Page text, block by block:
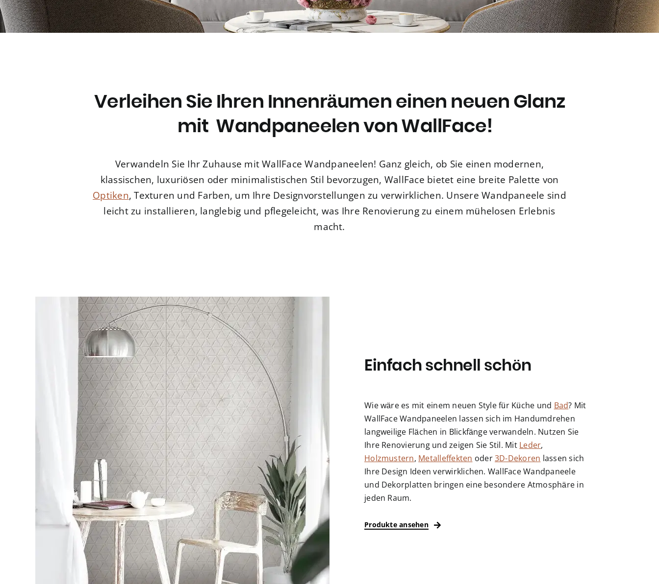
Verleihen Sie Ihren Innenräumen einen neuen Glanz
mit Wandpaneelen von WallFace!
Verwandeln Sie Ihr Zuhause mit WallFace Wandpaneelen! Ganz gleich, ob Sie einen modernen,
klassischen, luxuriösen oder minimalistischen Stil bevorzugen, WallFace bietet eine breite Palette von
Optiken, Texturen und Farben, um Ihre Designvorstellungen zu verwirklichen. Unsere Wandpaneele sind
leicht zu installieren, langlebig und pflegeleicht, was Ihre Renovierung zu einem mühelosen Erlebnis
macht.
Einfach schnell schön
Wie wäre es mit einem neuen Style für Küche und Bad? Mit
WallFace Wandpaneelen lassen sich im Handumdrehen
langweilige Flächen in Blickfänge verwandeln. Nutzen Sie
Ihre Renovierung und zeigen Sie Stil. Mit Leder,
Holzmustern, Metalleffekten oder3D-Dekoren lassen sich
Ihre Design Ideen verwirklichen. WallFace Wandpaneele
und Dekorplatten bringen eine besondere Atmosphäre in
jeden Raum.
Produkte ansehen